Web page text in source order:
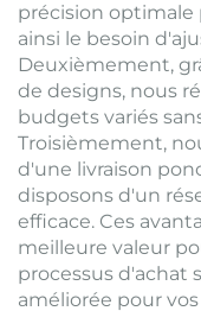
précision optimale
ainsi le besoin
Deuxièmement,
de designs, nous
budgets variés
Troisièmement,
d'une livraison
disposons d'un
efficace. Ces
meilleure valeur
processus d'achat
améliorée pour